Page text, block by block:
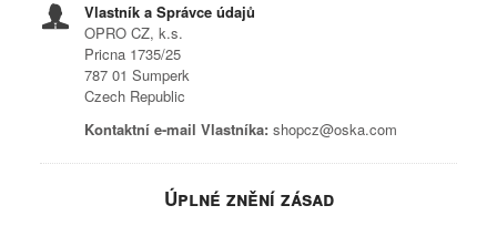
Vlastník a Správce údajů
OPRO CZ, k.s.
Pricna 1735/25
787 01 Sumperk
Czech Republic
Kontaktní e-mail Vlastníka: shopcz@oska.com
Úplné znění zásad